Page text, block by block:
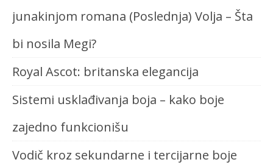
junakinjom romana (Poslednja) Volja – Šta
bi nosila Megi?
Royal Ascot: britanska elegancija
Sistemi usklađivanja boja – kako boje
zajedno funkcionišu
Vodič kroz sekundarne i tercijarne boje